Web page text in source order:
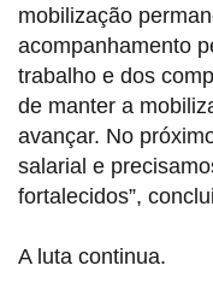
mobilização
acompanhamento
trabalho e dos
de manter a
avançar. No
salarial e
fortalecidos”,
A luta continua.